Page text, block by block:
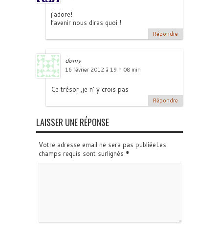
j’adore!
l’avenir nous diras quoi !
Répondre
domy
16 février 2012 à 19 h 08 min
Ce trésor ,je n’ y crois pas
Répondre
LAISSER UNE RÉPONSE
Votre adresse email ne sera pas publiéeLes
champs requis sont surlignés *